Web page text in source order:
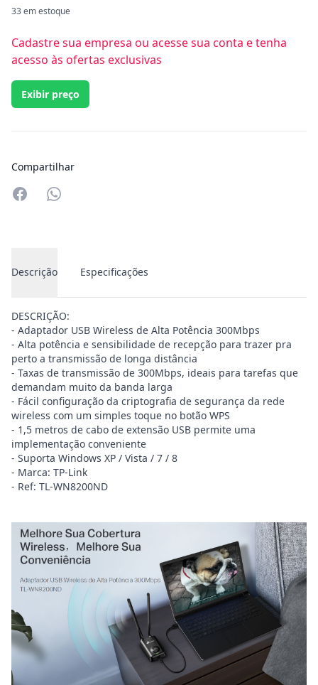
33 em estoque
Cadastre sua empresa ou acesse sua conta e tenha
acesso às ofertas exclusivas
Exibir preço
Compartilhar
Compartilhar no Whatsapp
Descrição Especificações
DESCRIÇÃO:
- Adaptador USB Wireless de Alta Potência 300Mbps
- Alta potência e sensibilidade de recepção para trazer pra
perto a transmissão de longa distância
- Taxas de transmissão de 300Mbps, ideais para tarefas que
demandam muito da banda larga
- Fácil configuração da criptografia de segurança da rede
wireless com um simples toque no botão WPS
- 1,5 metros de cabo de extensão USB permite uma
implementação conveniente
- Suporta Windows XP / Vista / 7 / 8
- Marca: TP-Link
- Ref: TL-WN8200ND